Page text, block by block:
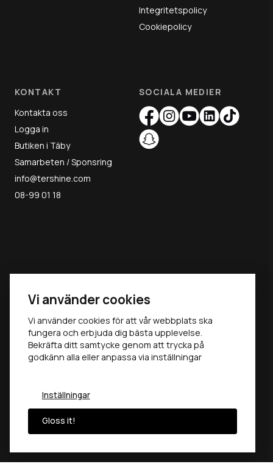
Integritetspolicy
Cookiepolicy
KONTAKT
Kontakta oss
Logga in
Butiken i Täby
Samarbeten / Sponsring
info@tershine.com
08-99 01 18
SOCIALA MEDIER
MAY THE
GLOSS BE
WITH YOU ®
Vi använder cookies
Vi använder cookies för att vår webbplats ska
fungera och erbjuda dig bästa upplevelse.
Bekräfta ditt samtycke genom att trycka på
godkänn alla eller anpassa via inställningar
Gloss it!
Inställningar